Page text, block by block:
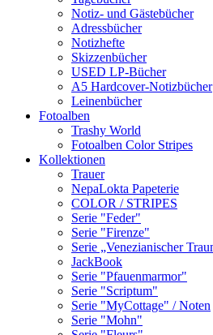
Notiz- und Gästebücher
Adressbücher
Notizhefte
Skizzenbücher
USED LP-Bücher
A5 Hardcover-Notizbücher
Leinenbücher
Fotoalben
Trashy World
Fotoalben Color Stripes
Kollektionen
Trauer
NepaLokta Papeterie
COLOR / STRIPES
Serie "Feder"
Serie "Firenze"
Serie „Venezianischer
JackBook
Serie "Pfauenmarmor"
Serie "Scriptum"
Serie "MyCottage" / Noten
Serie "Mohn"